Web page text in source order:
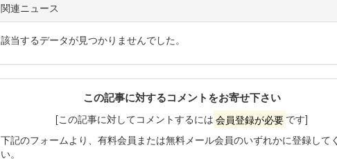
関連ニュース
該当するデータが見つかりませんでした。
この記事に対するコメントをお寄せ下さい
[この記事に対してコメントするには 会員登録が必要 です]
下記のフォームより、有料会員または無料メール会員のいずれかに登録して
い。